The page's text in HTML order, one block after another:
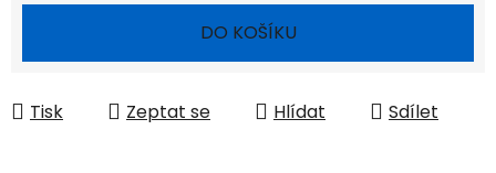
DO KOŠÍKU
Tisk Zeptat se Hlídat Sdílet